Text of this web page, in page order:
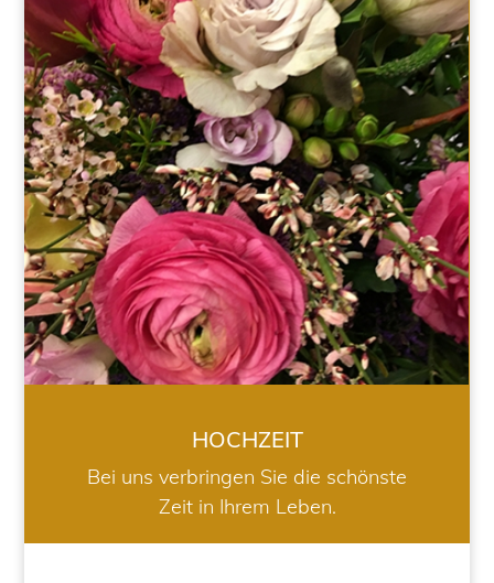
HOCHZEIT
HOCHZEIT
Bei uns verbringen Sie die schönste
Zeit in Ihrem Leben.